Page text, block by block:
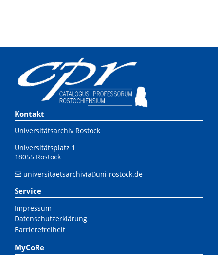
Kontakt
Universitätsarchiv Rostock
Universitätsplatz 1
18055 Rostock
universitaetsarchiv(at)uni-rostock.de
Service
Impressum
Datenschutzerklärung
Barrierefreiheit
MyCoRe